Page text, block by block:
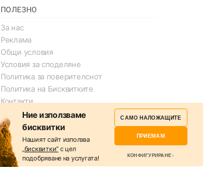
ПОЛЕЗНО
За нас
Реклама
Общи условия
Условия за споделяне
Политика за поверителснот
Политика на Бисквитките
Контакти
Ние използваме
бисквитки
Нашият сайт използва
„бисквитки“ с цел
подобряване на услугата!
САМО НАЛОЖАЩИТЕ
ПРИЕМАМ
КОНФИГУРИРАНЕ